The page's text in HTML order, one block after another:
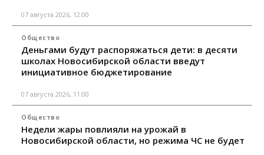
07 августа 2026, 12:00
Общество
Деньгами будут распоряжаться дети: в десяти
школах Новосибирской области введут
инициативное бюджетирование
07 августа 2026, 11:00
Общество
Недели жары повлияли на урожай в
Новосибирской области, но режима ЧС не будет